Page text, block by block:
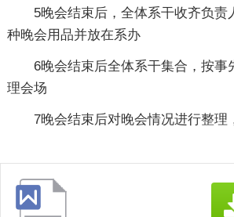
5晚会结束后，全体系干收齐负责
种晚会用品并放在系办
6晚会结束后全体系干集合，按事
理会场
7晚会结束后对晚会情况进行整理